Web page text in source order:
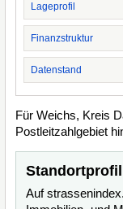
Lageprofil
Finanzstruktur
Datenstand
Für Weichs, Kreis
Postleitzahlgebiet
Auf